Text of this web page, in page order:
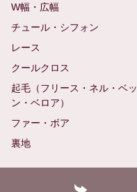
W幅・広幅
チュール・シフォン
レース
クールクロス
起毛（フリース・ネル・ベ
ン・ベロア）
ファー・ボア
裏地